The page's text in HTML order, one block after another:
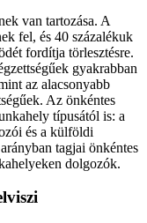
van tartozása. A
fel, és 40 százalékuk
fordítja törlesztésre.
gyakrabban
az alacsonyabb
Az önkéntes
típusától is: a
és a külföldi
tagjai önkéntes
dolgozók.